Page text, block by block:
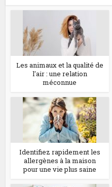
Les animaux et la qualité de
l'air : une relation
méconnue
Identifiez rapidement les
allergènes à la maison
pour une vie plus saine